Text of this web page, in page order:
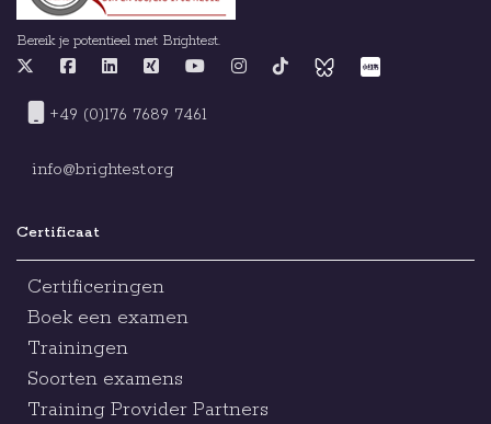
Bereik je potentieel met Brightest.
+49 (0)176 7689 7461
info@brightest.org
Certificaat
Certificeringen
Boek een examen
Trainingen
Soorten examens
Training Provider Partners